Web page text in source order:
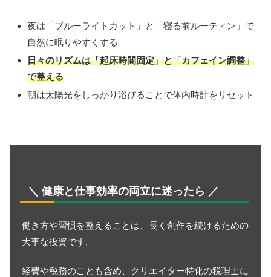
夜は「ブルーライトカット」と「寝る前ルーティン」で
自然に眠りやすくする
日々のリズムは「起床時間固定」と「カフェイン調整」
で整える
朝は太陽光をしっかり浴びることで体内時計をリセット
＼ 健康と仕事効率の両立に迷ったら ／
働き方や習慣を整えることは、長く創作を続けるための
大事な投資です。
経費や税務のことも含め、クリエイター特化の税理士に